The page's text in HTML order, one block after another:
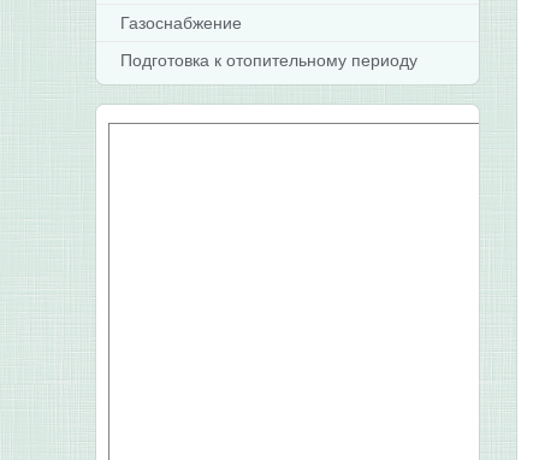
Газоснабжение
Подготовка к отопительному периоду